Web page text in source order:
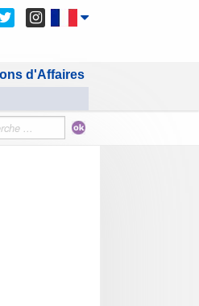
d'Affaires